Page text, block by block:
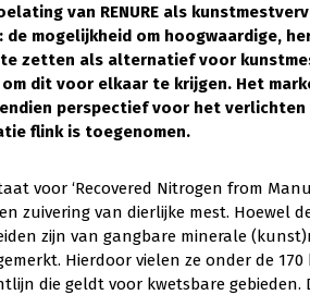
van RENURE als
de mogelijkheid om hoogwaardige,
zetten als alternatief voor
dit voor elkaar te krijgen. Het
perspectief voor het verlichten
flink is toegenomen.
voor ‘Recovered Nitrogen from
zuivering van dierlijke mest. Hoewel
zijn van gangbare minerale
Hierdoor vielen ze onder de
die geldt voor kwetsbare gebieden.